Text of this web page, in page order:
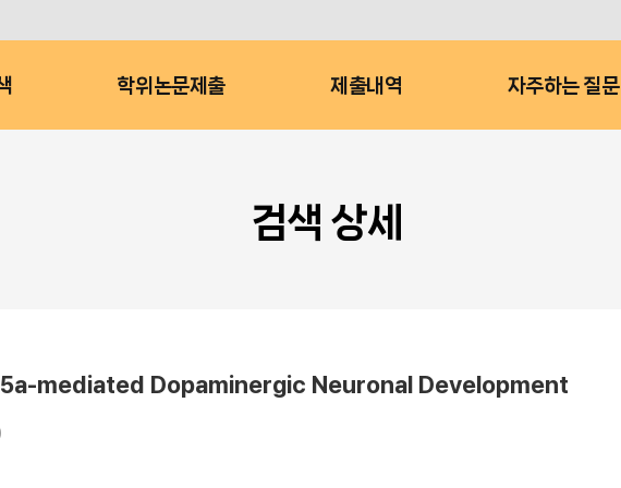
학위논문제출 제출내역 자주하는 질문
검색 상세
mediated Dopaminergic Neuronal Development